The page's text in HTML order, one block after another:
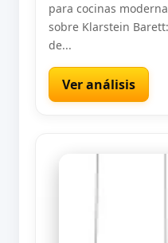
para cocinas
sobre Klarstein
de...
Ver análisis